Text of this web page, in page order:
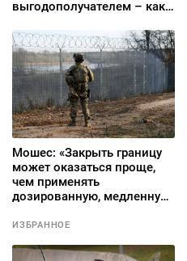
выгодополучателем – как
Мошес: «Закрыть границу
может оказаться проще,
чем применять
дозированную, медленную
«резать салями»
ИЗБРАННОЕ